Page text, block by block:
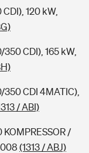
120 kW,
CDI), 165 kW,
CDI 4MATIC),
/ ABI)
/
(1313 / ABJ)